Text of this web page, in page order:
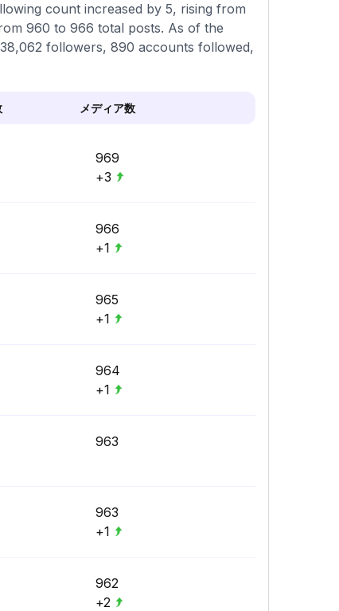
count increased by 5, rising from
960 to 966 total posts. As of the
followers, 890 accounts followed,
メディア数
969
+3
966
+1
965
+1
964
+1
963
963
+1
962
+2